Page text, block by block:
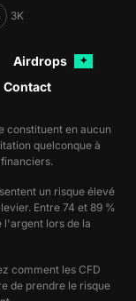
3K
Airdrops ✦
Contact
constituent en aucun
quelconque à
un risque élevé
Entre 74 et 89 %
l'argent lors de la
comment les CFD
de prendre le risque